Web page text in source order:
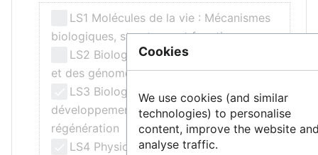
LS1 Molécules de la vie : Mécanismes
biologiques, structures et fonctions
LS2 Biologie intégrative : des gènes
et des génomes aux systèmes
LS3 Biologie cellulaire,
développement, cellules souches et
régénération
LS4 Physiologie de la santé, de la
Cookies
We use cookies (and similar
technologies) to personalise
content, improve the website
analyse traffic.